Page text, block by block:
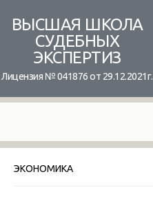
content
ВЫСШАЯ ШКОЛА
СУДЕБНЫХ
ЭКСПЕРТИЗ
Лицензия № 041876 от 29.12.2021г.
ЭКОНОМИКА